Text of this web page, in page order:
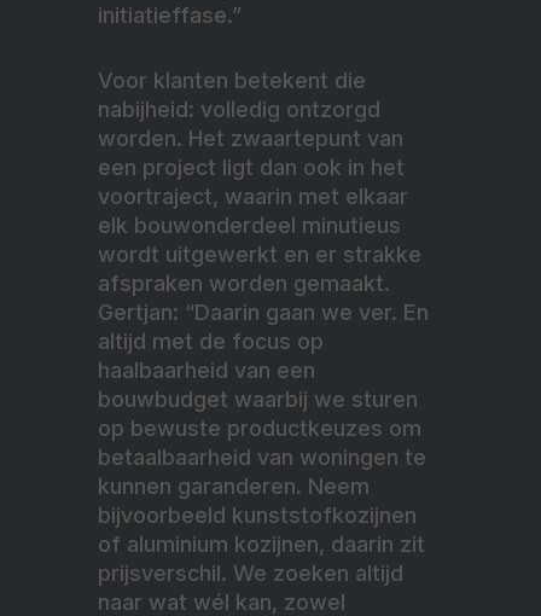
initiatieffase.”
Voor klanten betekent die
nabijheid: volledig ontzorgd
worden. Het zwaartepunt van
een project ligt dan ook in het
voortraject, waarin met elkaar
elk bouwonderdeel minutieus
wordt uitgewerkt en er strakke
afspraken worden gemaakt.
Gertjan: “Daarin gaan we ver. En
altijd met de focus op
haalbaarheid van een
bouwbudget waarbij we sturen
op bewuste productkeuzes om
betaalbaarheid van woningen te
kunnen garanderen. Neem
bijvoorbeeld kunststofkozijnen
of aluminium kozijnen, daarin zit
prijsverschil. We zoeken altijd
naar wat wél kan, zowel